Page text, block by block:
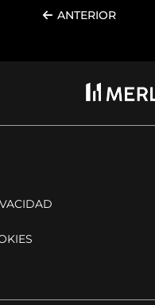
ANTERIOR